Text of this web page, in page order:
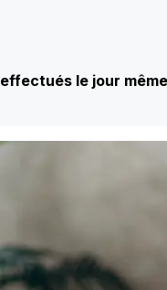
effectués le jour même